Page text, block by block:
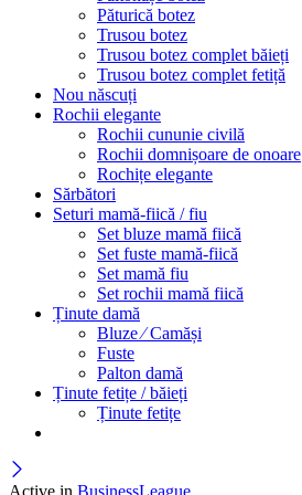
Păturică botez
Trusou botez
Trusou botez complet băieți
Trusou botez complet fetiță
Nou născuți
Rochii elegante
Rochii cununie civilă
Rochii domnișoare de onoare
Rochițe elegante
Sărbători
Seturi mamă-fiică / fiu
Set bluze mamă fiică
Set fuste mamă-fiică
Set mamă fiu
Set rochii mamă fiică
Ținute damă
Bluze ⁄ Camăși
Fuste
Palton damă
Ținute fetițe / băieți
Ținute fetițe
Active in BusinessLeague